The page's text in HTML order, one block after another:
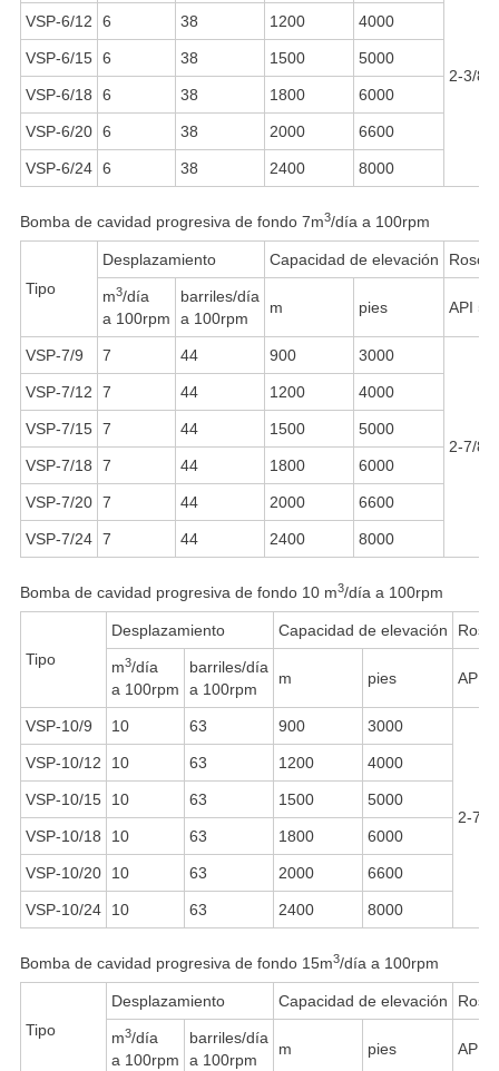
2-3/
VSP-6/12 6 38 1200 4000
VSP-6/15 6 38 1500 5000
VSP-6/18 6 38 1800 6000
VSP-6/20 6 38 2000 6600
VSP-6/24 6 38 2400 8000
Bomba de cavidad progresiva de fondo 7m3/día a 100rpm
Tipo
Desplazamiento Capacidad de elevación Rosca
m3/día
a 100rpm
barriles/día
a 100rpm
m pies API
VSP-7/9 7 44 900 3000
2-7/
VSP-7/12 7 44 1200 4000
VSP-7/15 7 44 1500 5000
VSP-7/18 7 44 1800 6000
VSP-7/20 7 44 2000 6600
VSP-7/24 7 44 2400 8000
Bomba de cavidad progresiva de fondo 10 m3/día a 100rpm
Tipo
Desplazamiento Capacidad de elevación
m3/día
a 100rpm
barriles/día
a 100rpm
m pies API
VSP-10/9 10 63 900 3000
2-7/
VSP-10/12 10 63 1200 4000
VSP-10/15 10 63 1500 5000
VSP-10/18 10 63 1800 6000
VSP-10/20 10 63 2000 6600
VSP-10/24 10 63 2400 8000
Bomba de cavidad progresiva de fondo 15m3/día a 100rpm
Tipo
Desplazamiento Capacidad de elevación
m3/día
a 100rpm
barriles/día
a 100rpm
m pies API